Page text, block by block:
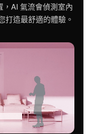
AI 氣流會偵測室內
打造最舒適的體驗。